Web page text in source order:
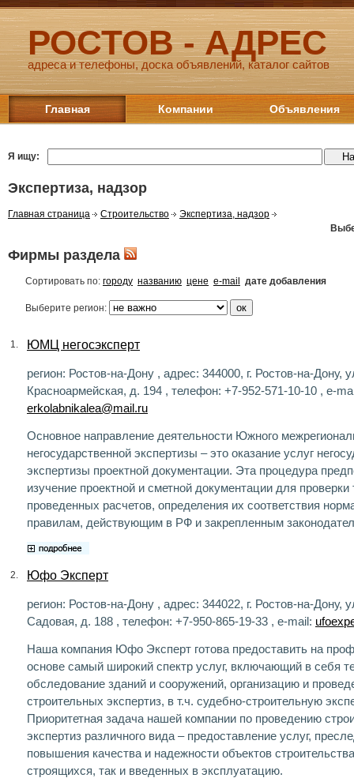
РОСТОВ - АДРЕС
адреса и телефоны, доска объявлений, каталог сайтов
Главная Компании Объявления
Я ищу:
Экспертиза, надзор
Главная страница Строительство
Экспертиза, надзор
Фирмы раздела
Сортировать по: городу названию цене e-mail дате добавления
Выберите регион:
1. ЮМЦ негосэксперт
регион: Ростов-на-Дону , адрес: 344000, г. Ростов-на-Дону,
Красноармейская, д. 194 , телефон: +7-952-571-10-10 , e-
erkolabnikalea@mail.ru
Основное направление деятельности Южного
негосударственной экспертизы – это оказание услуг
экспертизы проектной документации. Эта процедура
изучение проектной и сметной документации для проверки
проведенных расчетов, определения их соответствия
правилам, действующим в РФ и закрепленным
2. Юфо Эксперт
регион: Ростов-на-Дону , адрес: 344022, г. Ростов-на-Дону,
Садовая, д. 188 , телефон: +7-950-865-19-33 , e-mail:
Наша компания Юфо Эксперт готова предоставить на
основе самый широкий спектр услуг, включающий в себя
обследование зданий и сооружений, организацию и
строительных экспертиз, в т.ч. судебно-строительную
Приоритетная задача нашей компании по проведению
экспертиз различного вида – предоставление услуг,
повышения качества и надежности объектов
строящихся, так и введенных в эксплуатацию.